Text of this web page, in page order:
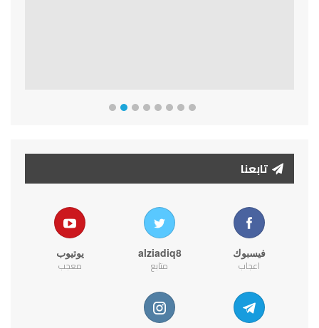
تابعنا
فيسبوك
اعجاب
alziadiq8
متابع
يوتيوب
معجب